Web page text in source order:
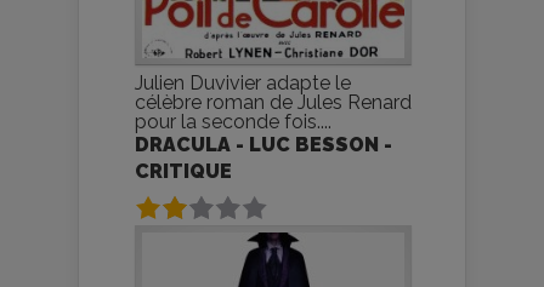
Julien Duvivier adapte le
célèbre roman de Jules Renard
pour la seconde fois....
DRACULA - LUC BESSON -
CRITIQUE